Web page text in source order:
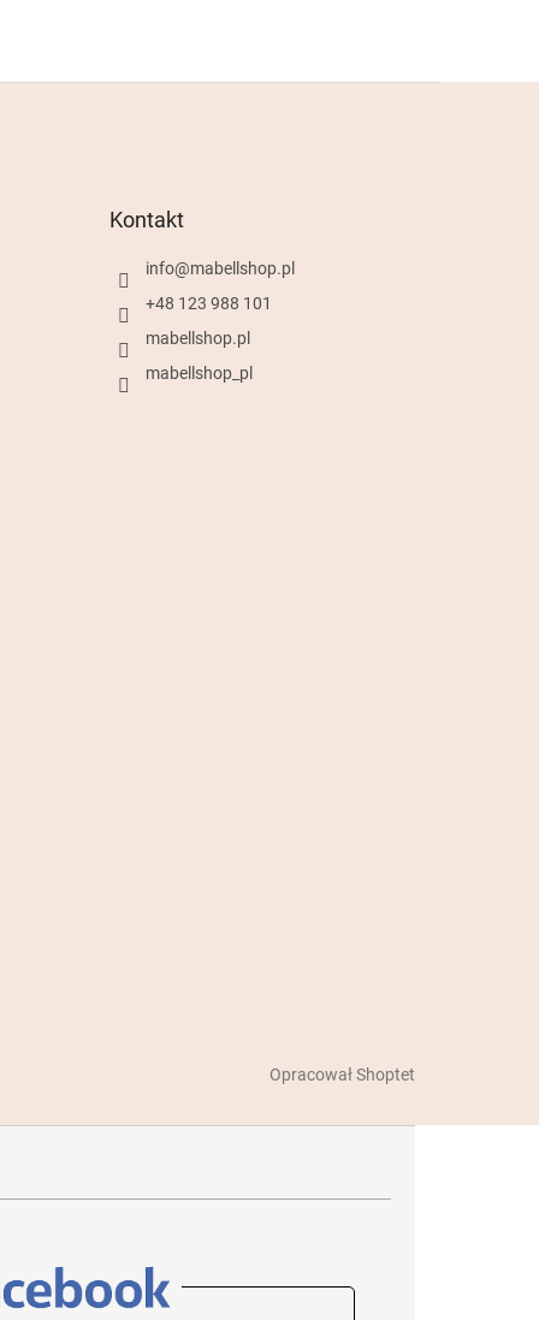
Kontakt
info@mabellshop.pl
+48 123 988 101
mabellshop.pl
mabellshop_pl
Opracował Shoptet